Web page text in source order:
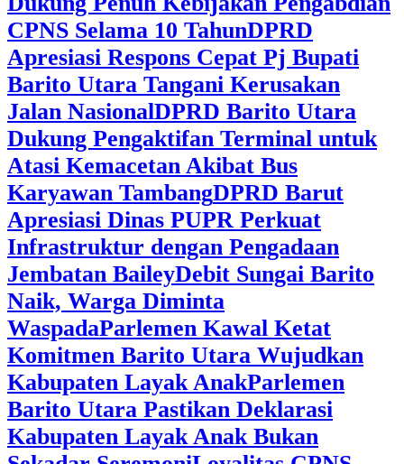
CPNS Selama 10 TahunDPRD
Apresiasi Respons Cepat Pj Bupati
Barito Utara Tangani Kerusakan
Jalan NasionalDPRD Barito Utara
Dukung Pengaktifan Terminal untuk
Atasi Kemacetan Akibat Bus
Karyawan TambangDPRD Barut
Apresiasi Dinas PUPR Perkuat
Infrastruktur dengan Pengadaan
Jembatan BaileyDebit Sungai Barito
Naik, Warga Diminta
WaspadaParlemen Kawal Ketat
Komitmen Barito Utara Wujudkan
Kabupaten Layak AnakParlemen
Barito Utara Pastikan Deklarasi
Kabupaten Layak Anak Bukan